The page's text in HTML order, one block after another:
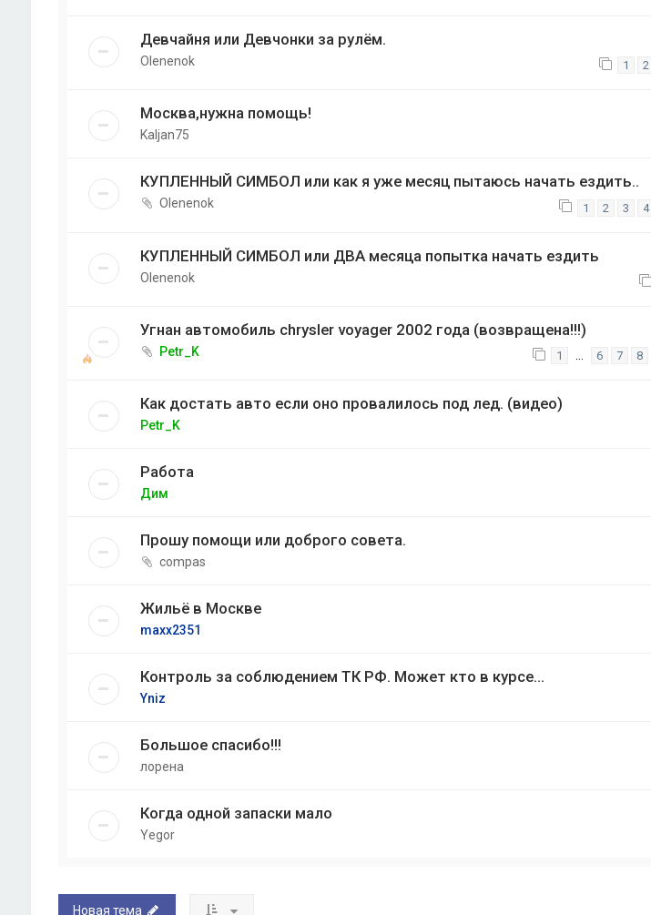
Девчайня или Девчонки за рулём.
Olenenok 1 2
Москва,нужна помощь!
Kaljan75
КУПЛЕННЫЙ СИМБОЛ или как я уже месяц пытаюсь начать ездить..
Olenenok 1 2 3 4
КУПЛЕННЫЙ СИМБОЛ или ДВА месяца попытка начать ездить
Olenenok
Угнан автомобиль chrysler voyager 2002 года (возвращена!!!)
Petr_K 1 6 7 8
Как достать авто если оно провалилось под лед. (видео)
Petr_K
Работа
Дим
Прошу помощи или доброго совета.
compas
Жильё в Москве
maxx2351
Контроль за соблюдением ТК РФ. Может кто в курсе...
Yniz
Большое спасибо!!!
лорена
Когда одной запаски мало
Yegor
Новая тема